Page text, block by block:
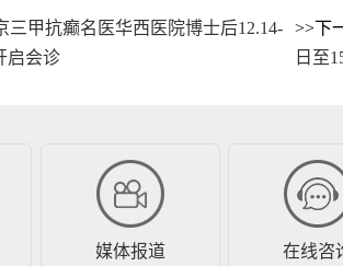
三甲抗癫名医华西医院博士后12.14-
启会诊
>>下
日至
媒体报道 在线咨